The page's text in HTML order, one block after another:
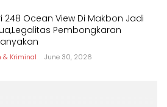
248 Ocean View Di Makbon Jadi
Pembongkaran
& Kriminal June 30, 2026